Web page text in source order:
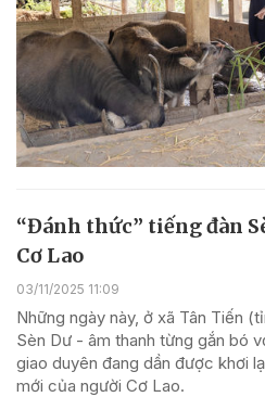
“Đánh thức” tiếng đàn
Cơ Lao
03/11/2025 11:09
Những ngày này, ở xã Tân Tiến
Sèn Dư - âm thanh từng gắn bó
giao duyên đang dần được khơi
mới của người Cơ Lao.